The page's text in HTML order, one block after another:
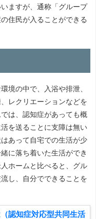
ますが、通称「グループ
住民が入ることができる
境の中で、入浴や排泄、
レクリエーションなどを
は、認知症があっても概
を送ることに支障は無い
あって自宅での生活が少
に落ち着いた生活ができ
ホームと比べると、グル
し、自分でできることを
認知症対応型共同生活